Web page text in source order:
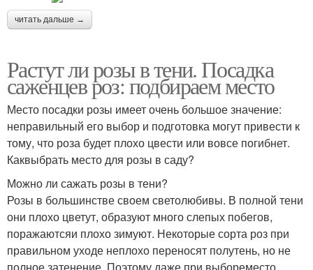
читать дальше →
Растут ли розы в тени. Посадка
саженцев роз: подбираем место
Место посадки розы имеет очень большое значение:
неправильный его выбор и подготовка могут привести к
тому, что роза будет плохо цвести или вовсе погибнет.
Каквыбрать место для розы в саду?
Можно ли сажать розы в тени?
Розы в большинстве своем светолюбивы. В полной тени
они плохо цветут, образуют много слепых побегов,
поражаютсяи плохо зимуют. Некоторые сорта роз при
правильном уходе неплохо переносят полутень, но не